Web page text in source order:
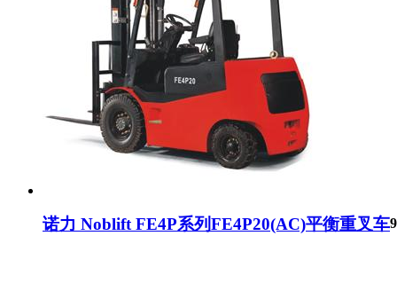
诺力 Noblift FE4P系列FE4P20(AC)平衡重叉车